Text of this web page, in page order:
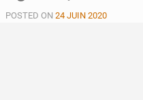
POSTED ON 24 JUIN 2020